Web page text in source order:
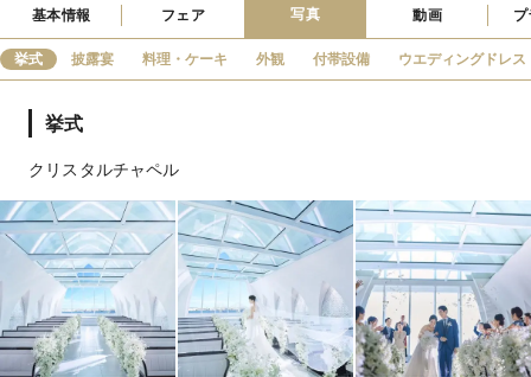
基本情報 フェア 写真 動画
挙式 披露宴 料理・ケーキ 外観 付帯設備 ウエディングドレ
挙式
クリスタルチャペル